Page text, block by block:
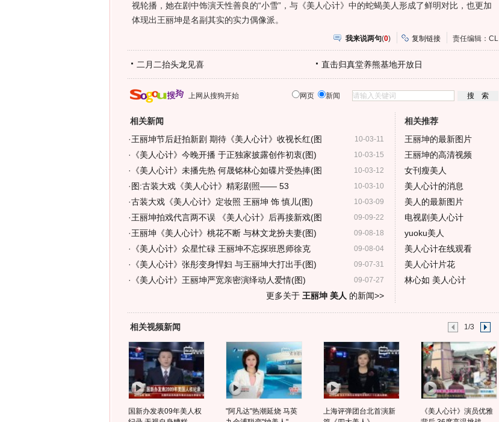
视轮播，她在剧中饰演天性善良的“小雪”，与《美人心计》中的蛇蝎美人形成了鲜明对比，也更加
体现出王丽坤是名副其实的实力偶像派。
我来说两句(0) 复制链接 责任编辑：CL
二月二抬头龙见喜 直击归真堂养熊基地开放日
上网从搜狗开始 网页 新闻
相关新闻
10-03-11
·王丽坤节后赶拍新剧 期待《美人心计》收视长红(图
10-03-15
· 《美人心计》今晚开播 于正独家披露创作初衷(图)
10-03-12
· 《美人心计》未播先热 何晟铭林心如碟片受热捧(图
10-03-10
· 图:古装大戏《美人心计》精彩剧照—— 53
10-03-09
·古装大戏《美人心计》定妆照 王丽坤 饰 慎儿(图)
09-09-22
·王丽坤拍戏代言两不误 《美人心计》后再接新戏(图
09-08-18
·王丽坤《美人心计》桃花不断 与林文龙扮夫妻(图)
09-08-04
· 《美人心计》众星忙碌 王丽坤不忘探班恩师徐克
09-07-31
· 《美人心计》张彤变身悍妇 与王丽坤大打出手(图)
09-07-27
· 《美人心计》王丽坤严宽亲密演绎动人爱情(图)
更多关于 王丽坤 美人 的新闻>>
相关推荐
王丽坤的最新图片
王丽坤的高清视频
女刊瘦美人
美人心计的消息
美人的最新图片
电视剧美人心计
yuoku美人
美人心计在线观看
美人心计片花
林心如 美人心计
相关视频新闻 1/3
国新办发表09年美人权
"阿凡达"热潮延烧 马英
上海评弹团台北首演新
《美人心计》演员优雅